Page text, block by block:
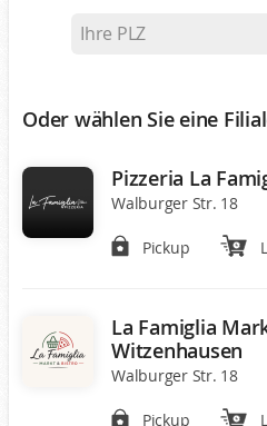
Oder wählen Sie eine
Pizzeria La
Walburger Str. 18
Pickup
La Famiglia
Witzenhausen
Walburger Str. 18
Pickup